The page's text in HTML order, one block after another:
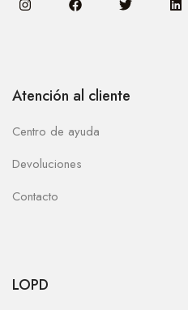
Atención al cliente
Centro de ayuda
Devoluciones
Contacto
LOPD